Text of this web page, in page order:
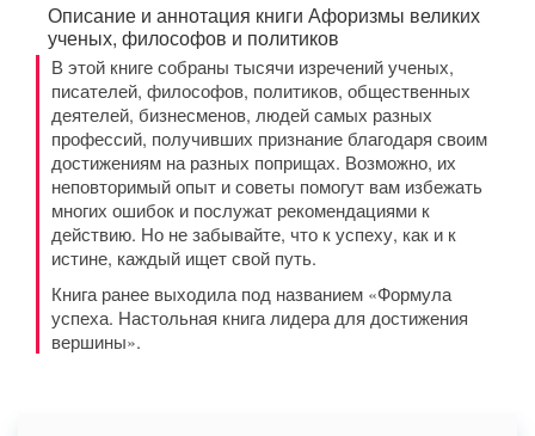
Описание и аннотация книги Афоризмы великих
ученых, философов и политиков
В этой книге собраны тысячи изречений ученых,
писателей, философов, политиков, общественных
деятелей, бизнесменов, людей самых разных
профессий, получивших признание благодаря своим
достижениям на разных поприщах. Возможно, их
неповторимый опыт и советы помогут вам избежать
многих ошибок и послужат рекомендациями к
действию. Но не забывайте, что к успеху, как и к
истине, каждый ищет свой путь.
Книга ранее выходила под названием «Формула
успеха. Настольная книга лидера для достижения
вершины».